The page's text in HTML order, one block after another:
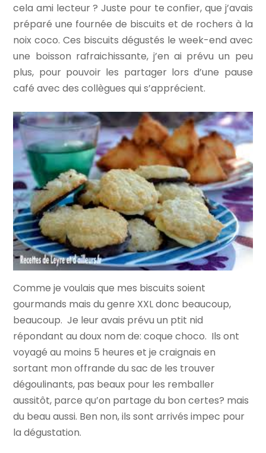
cela ami lecteur ? Juste pour te confier, que j’avais
préparé une fournée de biscuits et de rochers à la
noix coco. Ces biscuits dégustés le week-end avec
une boisson rafraichissante, j’en ai prévu un peu
plus, pour pouvoir les partager lors d’une pause
café avec des collègues qui s’apprécient.
Comme je voulais que mes biscuits soient
gourmands mais du genre XXL donc beaucoup,
beaucoup. Je leur avais prévu un ptit nid
répondant au doux nom de: coque choco. Ils ont
voyagé au moins 5 heures et je craignais en
sortant mon offrande du sac de les trouver
dégoulinants, pas beaux pour les remballer
aussitôt, parce qu’on partage du bon certes? mais
du beau aussi. Ben non, ils sont arrivés impec pour
la dégustation.